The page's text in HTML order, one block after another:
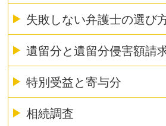
失敗しない弁護士の選び
遺留分と遺留分侵害額請
特別受益と寄与分
相続調査